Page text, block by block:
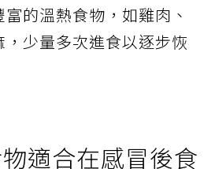
的溫熱食物，如雞肉、
少量多次進食以逐步恢
適合在感冒後食